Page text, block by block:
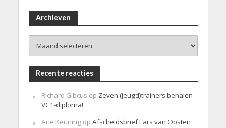
Archieven
Recente reacties
Richard Gibcus op Zeven (jeugd)trainers behalen
VC1-diploma!
Arie Keuningop Afscheidsbrief Lars van Oosten